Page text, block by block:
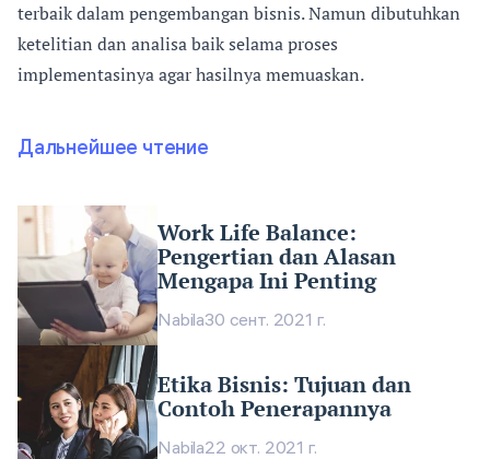
terbaik dalam pengembangan bisnis. Namun dibutuhkan
ketelitian dan analisa baik selama proses
implementasinya agar hasilnya memuaskan.
Дальнейшее чтение
Work Life Balance:
Pengertian dan Alasan
Mengapa Ini Penting
Nabila30 сент. 2021 г.
Etika Bisnis: Tujuan dan
Contoh Penerapannya
Nabila22 окт. 2021 г.